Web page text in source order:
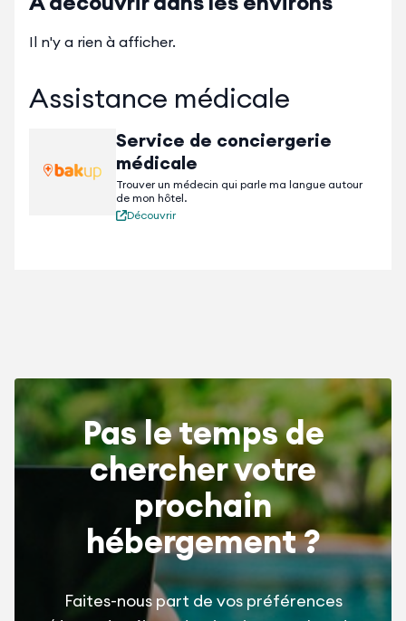
Il n'y a rien à afficher.
Assistance médicale
Service de conciergerie
médicale
Trouver un médecin qui parle ma langue autour
de mon hôtel.
Découvrir
Pas le temps de
chercher votre
prochain
hébergement ?
Faites-nous part de vos préférences